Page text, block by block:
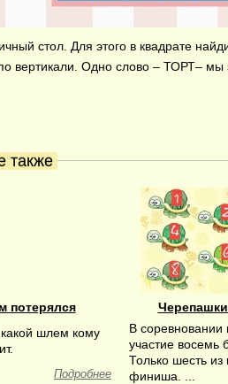
стол. Для этого в квадрате
вертикали. Одно слово – ТОРТ–
также
потерялся
шлем кому
Подробнее
В
участие восемь
Только шесть из
финиша. ...